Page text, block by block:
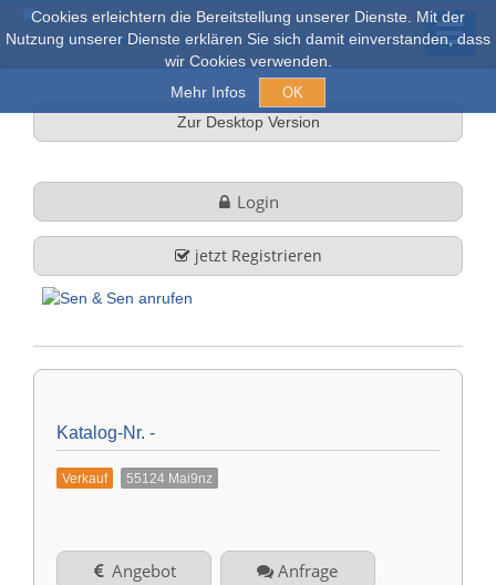
Cookies erleichtern die Bereitstellung unserer Dienste. Mit der
Nutzung unserer Dienste erklären Sie sich damit einverstanden, dass
wir Cookies verwenden.
Mehr Infos
OK
Online Auktionen
Firmenprofil
Leistungen
English
Zur Desktop Version
Login
jetzt Registrieren
Katalog-Nr. -
Verkauf 55124 Mai9nz
Angebot Anfrage